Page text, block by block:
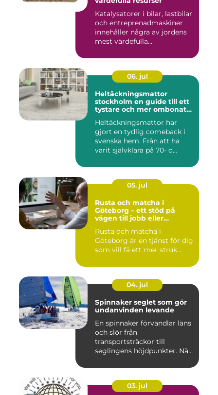
Katalysatorer i bilar, lastbilar
och entreprenadmaskiner
innehåller några av jordens
mest värdefulla...
06. jul
Heltäckningsmattor
stockholm en guide till ett
tystare och mer ombonat
Heltäckningsmattor har
gjort en tydlig comeback i
svenska hem. Från att ha
varit självklara på 70- o...
05. jul
Rusta och matcha i
Göteborg – ett stöd på
vägen till jobb eller
Rusta och matcha i
Göteborg är en tjänst för dig
som vill få ett mer struk...
04. jul
Spinnaker seglet som gör
undanvinden levande
En spinnaker förvandlar läns
och slör från
transportsträckor till
seglingens höjdpunkter. När
03. jul